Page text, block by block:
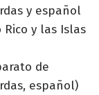
y español
Rico y las Islas
de
español)